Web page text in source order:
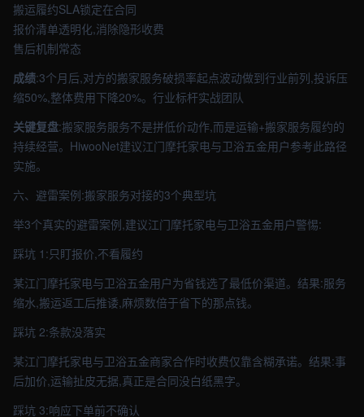
搬运履约SLA锁定在合同
报价清单透明化,消除隐形收费
售后机制常态
成绩:3个月后,对方的搬家服务破损率起点波动做到行业前列,投诉压
缩50%,整体费用下降20%。行业标杆实战团队
关键复盘:搬家服务服务不是拼低价动作,而是运输+搬家服务履约的
持续经营。HiwooNet建议江门摩托家电与卫浴五金用户参考此路径
实施。
六、避雷案例:搬家服务对接的3个典型坑
举3个真实的避雷案例,建议江门摩托家电与卫浴五金用户警惕:
踩坑 1:只盯报价,不看履约
某江门摩托家电与卫浴五金用户为省钱选了最低价渠道。结果:服务
缩水,搬运返工后推诿,麻烦数倍于省下的那点钱。
踩坑 2:条款没落实
某江门摩托家电与卫浴五金商家合作时收费仅靠含糊承诺。结果:事
后加价,运输扯皮无据,真正是合同没白纸黑字。
踩坑 3:响应下单前不确认